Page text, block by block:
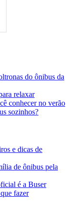
do ônibus da
relaxar
conhecer no verão
sozinhos?
e dicas de
de ônibus pela
é a Buser
fazer